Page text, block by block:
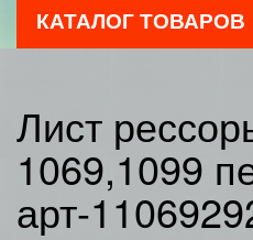
КАТАЛОГ ТОВАРОВ
Лист
1069,1099
арт-